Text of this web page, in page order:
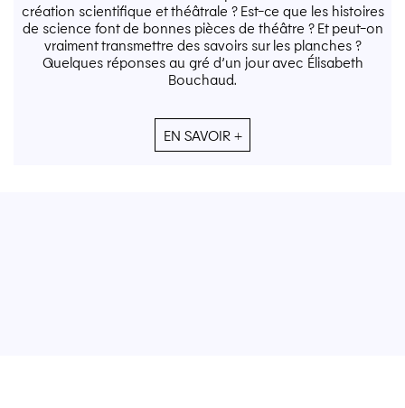
création scientifique et théâtrale ? Est-ce que les histoires
de science font de bonnes pièces de théâtre ? Et peut-on
vraiment transmettre des savoirs sur les planches ?
Quelques réponses au gré d’un jour avec Élisabeth
Bouchaud.
EN SAVOIR +